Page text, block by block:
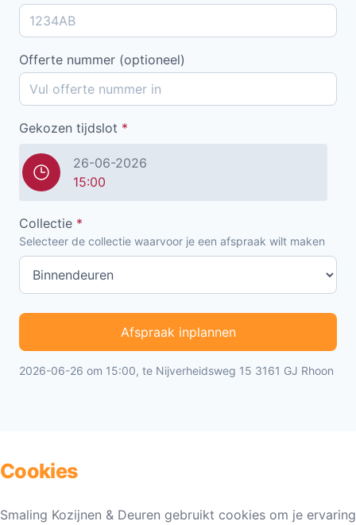
Offerte nummer (optioneel)
Gekozen tijdslot *
26-06-2026
15:00
Collectie *
Selecteer de collectie waarvoor je een afspraak wilt maken
Afspraak inplannen
2026-06-26 om 15:00, te Nijverheidsweg 15 3161 GJ Rhoon
Cookies
Smaling Kozijnen & Deuren gebruikt cookies om je ervaring